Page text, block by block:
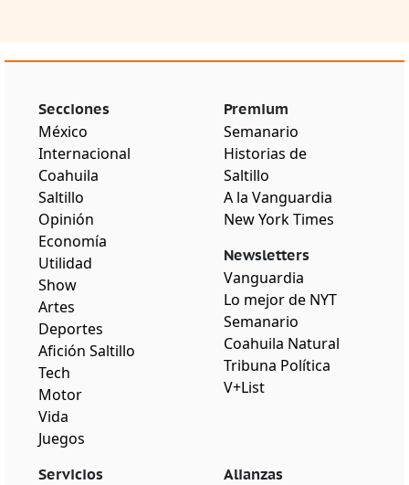
Secciones
México
Internacional
Coahuila
Saltillo
Opinión
Economía
Utilidad
Show
Artes
Deportes
Afición Saltillo
Tech
Motor
Vida
Juegos
Premium
Semanario
Historias de
Saltillo
A la Vanguardia
New York Times
Newsletters
Vanguardia
Lo mejor de NYT
Semanario
Coahuila Natural
Tribuna Política
V+List
Servicios Alianzas